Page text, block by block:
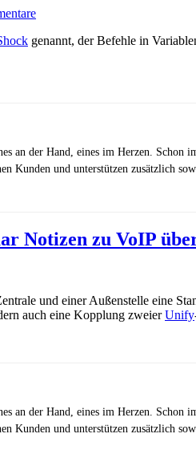
genannt, der Befehle in
an der Hand, eines im Herzen.
Kunden und unterstützen zusätzlich
Notizen zu VoIP
und einer Außenstelle eine
auch eine Kopplung zweierUnify
an der Hand, eines im Herzen.
Kunden und unterstützen zusätzlich